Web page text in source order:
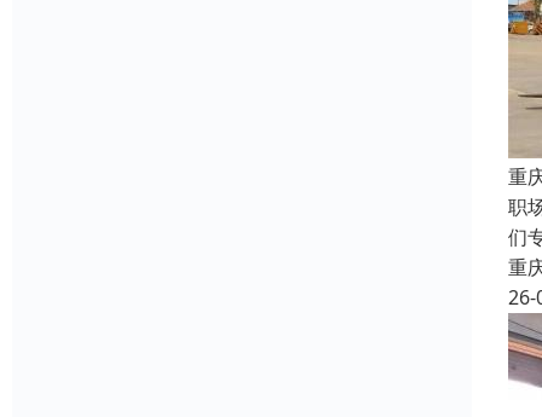
重
职
们
重
26-